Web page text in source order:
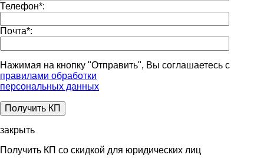
Телефон*:
Почта*:
Нажимая на кнопку "Отправить", Вы соглашаетесь с
правилами обработки
персональных данных
закрыть
Получить КП со скидкой для юридических лиц